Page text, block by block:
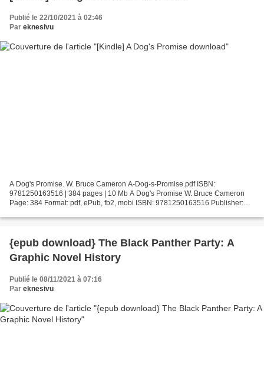
Publié le 22/10/2021 à 02:46
Par eknesivu
A Dog's Promise. W. Bruce Cameron A-Dog-s-Promise.pdf ISBN:
9781250163516 | 384 pages | 10 Mb A Dog's Promise W. Bruce Cameron
Page: 384 Format: pdf, ePub, fb2, mobi ISBN: 9781250163516 Publisher:
{epub download} The Black Panther Party: A
Graphic Novel History
Publié le 08/11/2021 à 07:16
Par eknesivu